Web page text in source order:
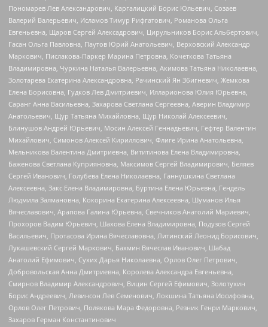
Пономарев Лев Александрович, Каргалицкий Борис Юльевич, Созаев
Валерий Валерьевич, Исламов Тимур Рифгатович, Романова Ольга
Евгеньевна, Щаров Сергей Алексадрович, Цирульников Борис Альбертович,
Гасан Ольга Павловна, Паутов Юрий Анатольевич, Верховский Александр
Маркович, Пислакова-Паркер Марина Петровна, Кочеткова Татьяна
Владимировна, Чуркина Наталья Валерьевна, Акимова Татьяна Николаевна,
Золотарева Екатерина Александровна, Рачинский Ян Збигневич, Жемкова
Елена Борисовна, Гудков Лев Дмитриевич, Илларионова Юлия Юрьевна,
Саранг Анна Васильевна, Захарова Светлана Сергеевна, Аверин Владимир
Анатольевич, Щур Татьяна Михайловна, Щур Николай Алексеевич,
Блинушов Андрей Юрьевич, Мосин Алексей Геннадьевич, Гефтер Валентин
Михайлович, Симонов Алексей Кириллович, Флиге Ирина Анатольевна,
Мельникова Валентина Дмитриевна, Вититинова Елена Владимировна,
Баженова Светлана Куприяновна, Максимов Сергей Владимирович, Беляев
Сергей Иванович, Голубева Елена Николаевна, Ганнушкина Светлана
Алексеевна, Закс Елена Владимировна, Буртина Елена Юрьевна, Гендель
Людмила Залмановна, Кокорина Екатерина Алексеевна, Шуманов Илья
Вячеславович, Арапова Галина Юрьевна, Свечников Анатолий Мариевич,
Прохоров Вадим Юрьевич, Шахова Елена Владимировна, Подузов Сергей
Васильевич, Протасова Ирина Вячеславовна, Литинский Леонид Борисович,
Лукашевский Сергей Маркович, Бахмин Вячеслав Иванович, Шабад
Анатолий Ефимович, Сухих Дарья Николаевна, Орлов Олег Петрович,
Добровольская Анна Дмитриевна, Королева Александра Евгеньевна,
Смирнов Владимир Александрович, Вицин Сергей Ефимович, Золотухин
Борис Андреевич, Левинсон Лев Семенович, Локшина Татьяна Иосифовна,
Орлов Олег Петрович, Полякова Мара Федоровна, Резник Генри Маркович,
Захаров Герман Константинович